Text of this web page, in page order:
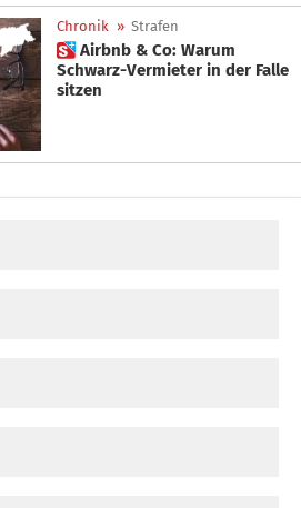
Chronik » Strafen
 Airbnb & Co: Warum
Schwarz-Vermieter in der Falle
sitzen